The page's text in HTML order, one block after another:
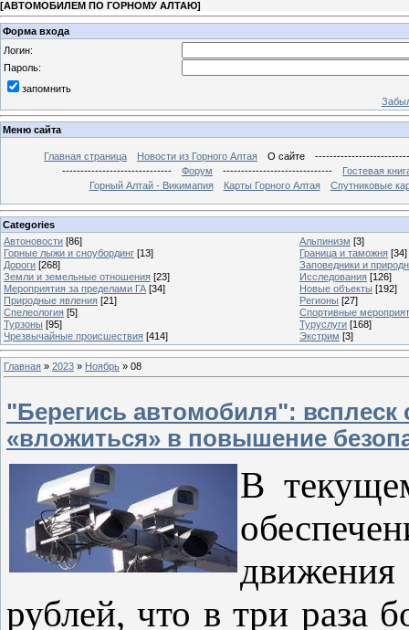
[АВТОМОБИЛЕМ ПО ГОРНОМУ АЛТАЮ]
Форма входа
Логин:
Пароль:
запомнить
Меню сайта
Главная страница Новости из Горного Алтая О сайте
------------------------------
Форум ------------------------------
Гостевая
Горный Алтай - Викимапия
Карты Горного Алтая Спутниковые
Categories
Автоновости [86] Альпинизм [3]
Горные лыжи и сноубординг [13] Граница и таможня [34]
Дороги [268]
Заповедники и
Земли и земельные отношения [23] Исследования [126]
Мероприятия за пределами ГА [34] Новые объекты [192]
Природные явления [21] Регионы [27]
Спелеология [5]
Спортивные
Турзоны [95] Туруслуги [168]
Чрезвычайные происшествия [414] Экстрим [3]
Главная » 2023 » Ноябрь » 08
"Берегись автомобиля":
«вложиться» в повышение
В
рублей, что в три раза